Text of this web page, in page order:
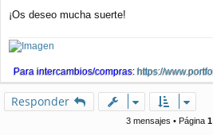
¡Os deseo mucha suerte!
Para intercambios/compras: https://
Responder
3 mensajes • Página 1